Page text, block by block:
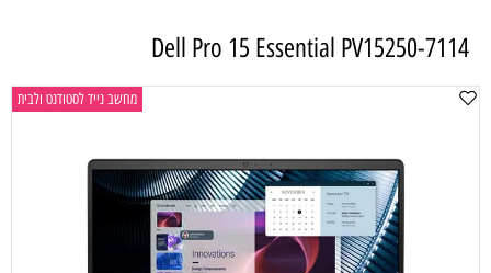
Dell Pro 15 Essential PV15250-7114
מחשב נייד לסטודנט ולבית